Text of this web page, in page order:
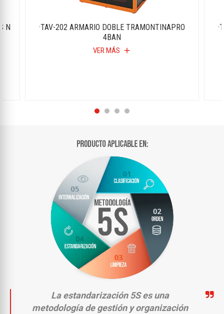
N
·TAV-202 ARMARIO DOBLE TRAMONTINAPRO
4BAN
VER MÁS add
La estandarización 5S es una
metodología de gestión y organización